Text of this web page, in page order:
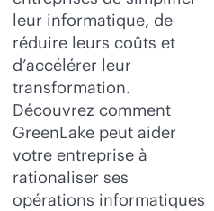
leur informatique, de
réduire leurs coûts et
d’accélérer leur
transformation.
Découvrez comment
GreenLake peut aider
votre entreprise à
rationaliser ses
opérations informatiques